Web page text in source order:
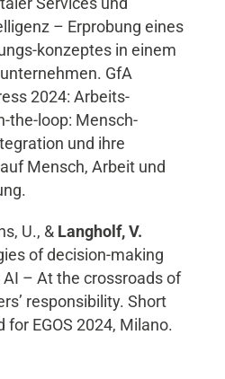
– Erprobung eines
konzeptes in einem
GfA
2024: Arbeits-
the-loop: Mensch-
und ihre
Mensch, Arbeit und
U., & Langholf, V.
of decision-making
– At the crossroads of
responsibility. Short
for EGOS 2024, Milano.